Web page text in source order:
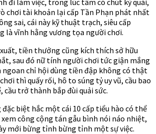
chơi tài khoản lại cấp Tần Phạn phát nhất
sai, cái này kỹ thuật trạch, siêu cấp
là vĩnh hằng vương tọa người chơi.
tiền thưởng cũng kích thích sở hữu
sau đó nữ tính người chơi tức giận mắng
ngoan chỉ hội dùng tiền đập không có thật
thì quấy rối, hô to súng tỷ uy vũ, cầu bao
cầu trở thành bắp đùi quải sức.
đặc biệt hắc một cái 10 cấp tiểu hào có thể
công cộng tán gẫu bình nói náo nhiệt,
mới bừng tỉnh bừng tỉnh một sự việc.